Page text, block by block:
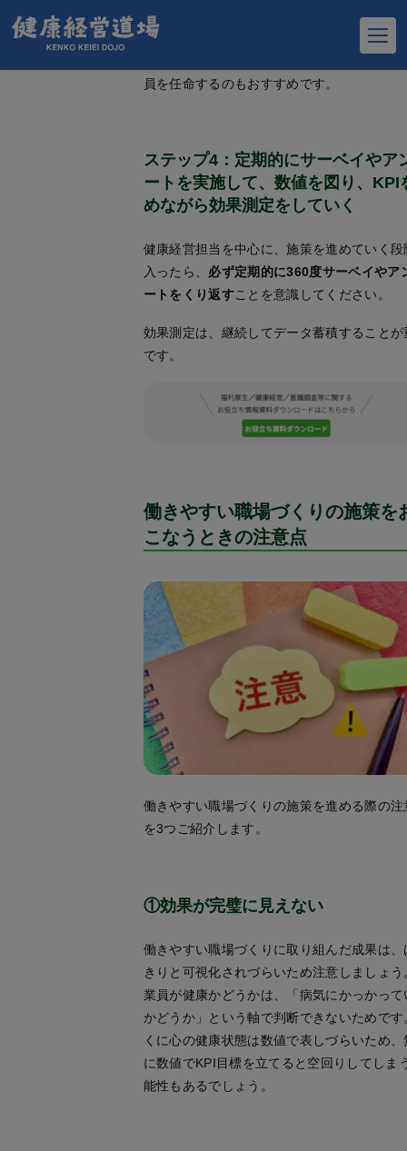
せんが、業務負荷のバランスを考えて専任を
ようにしてください。必ずしも人事や労務、
員を任命するのもおすすめです。
ステップ4：定期的にサーベイやア
ートを実施して、数値を図り、KPI
めながら効果測定をしていく
健康経営担当を中心に、施策を進めていく段
入ったら、 必ず定期的に360度サーベイやア
ートをくり返すことを意識してください。
効果測定は、継続してデータ蓄積することが
です。
働きやすい職場づくりの施策を
こなうときの注意点
働きやすい職場づくりの施策を進める際の注
を3つご紹介します。
①効果が完璧に見えない
働きやすい職場づくりに取り組んだ成果は、
きりと可視化されづらいため注意しましょう
業員が健康かどうかは、「病気にかっかって
かどうか」という軸で判断できないためです
くに心の健康状態は数値で表しづらいため、
に数値でKPI目標を立てると空回りしてしま
能性もあるでしょう。